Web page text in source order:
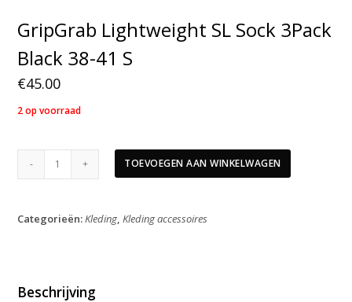
GripGrab Lightweight SL Sock 3Pack
Black 38-41 S
€45.00
2 op voorraad
GripGrab
3Pack
S
TOEVOEGEN AAN WINKELWAGEN
Categorieën:Kleding,Kleding accessoires
Beschrijving